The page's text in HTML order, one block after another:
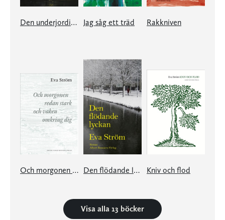
Den underjordiska floden Jag såg ett träd Rakkniven
Och morgonen redan stark och vaken omkring dig Den flödande lyckan Kniv och flod
Visa alla 13 böcker